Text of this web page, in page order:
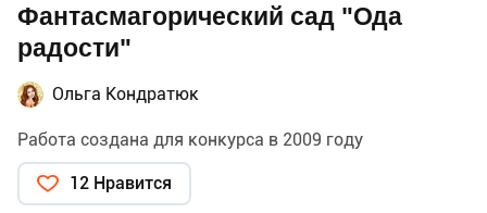
Фантасмагорический сад "Ода
радости"
Ольга Кондратюк
Работа создана для конкурса в 2009 году
12 Нравится